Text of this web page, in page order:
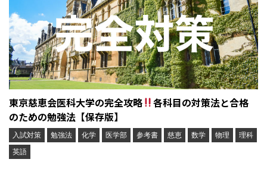
東京慈恵会医科大学の完全攻略
各科目の対策法と合格
のための勉強法【保存版】
入試対策 勉強法 化学 医学部 参考書 慈恵 数学 物理
理科
英語